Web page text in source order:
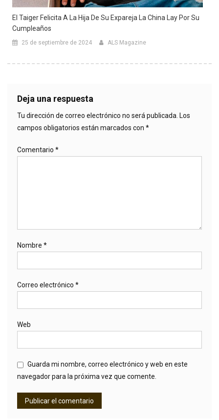
El Taiger Felicita A La Hija De Su Expareja La China Lay Por Su
Cumpleaños
25 de septiembre de 2024 ALS Magazine
Deja una respuesta
Tu dirección de correo electrónico no será publicada. Los
campos obligatorios están marcados con *
Comentario *
Nombre *
Correo electrónico *
Web
Guarda mi nombre, correo electrónico y web en este
navegador para la próxima vez que comente.